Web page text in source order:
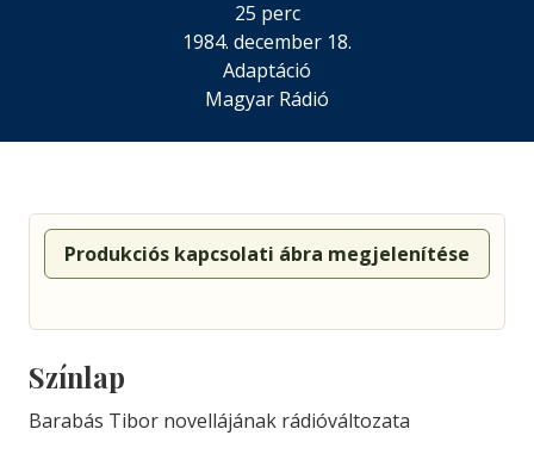
25 perc
1984. december 18.
Adaptáció
Magyar Rádió
Produkciós kapcsolati ábra megjelenítése
Színlap
Barabás Tibor novellájának rádióváltozata